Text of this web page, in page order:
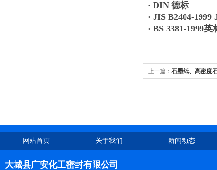
· DIN 德标
· JIS B2404-1999
· BS 3381-1999英
上一篇： 石墨纸、高密度
网站首页 关于我们 新闻动态
大城县广安化工密封有限公司